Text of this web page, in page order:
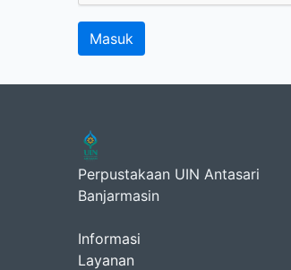
Perpustakaan UIN Antasari
Banjarmasin
Informasi
Layanan